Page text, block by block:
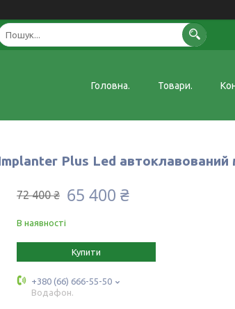
Головна. Товари.
Plus Led автоклавований
72 400 ₴ 65 400 ₴
В наявності
Купити
+380 (66) 666-55-50
Водафон.